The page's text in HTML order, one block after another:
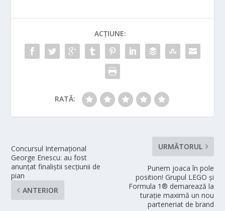
ACȚIUNE:
RATĂ:
Concursul Internațional
George Enescu: au fost
anunțat finaliștii secțiunii de
pian
ANTERIOR
URMĂTORUL
Punem joaca în pole
position! Grupul LEGO și
Formula 1® demarează la
turație maximă un nou
parteneriat de brand